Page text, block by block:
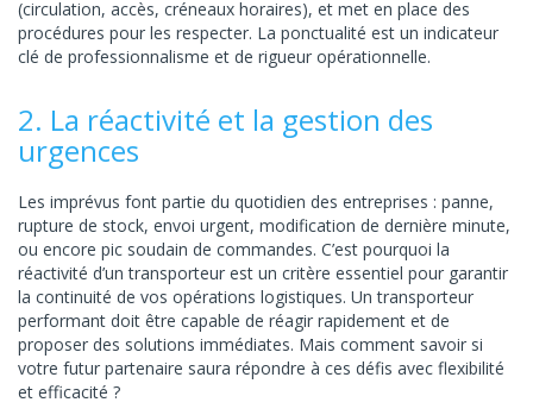
(circulation, accès, créneaux horaires), et met en place des
procédures pour les respecter. La ponctualité est un indicateur
clé de professionnalisme et de rigueur opérationnelle.
2. La réactivité et la gestion des
urgences
Les imprévus font partie du quotidien des entreprises : panne,
rupture de stock, envoi urgent, modification de dernière minute,
ou encore pic soudain de commandes. C’est pourquoi la
réactivité d’un transporteur est un critère essentiel pour garantir
la continuité de vos opérations logistiques. Un transporteur
performant doit être capable de réagir rapidement et de
proposer des solutions immédiates. Mais comment savoir si
votre futur partenaire saura répondre à ces défis avec flexibilité
et efficacité ?